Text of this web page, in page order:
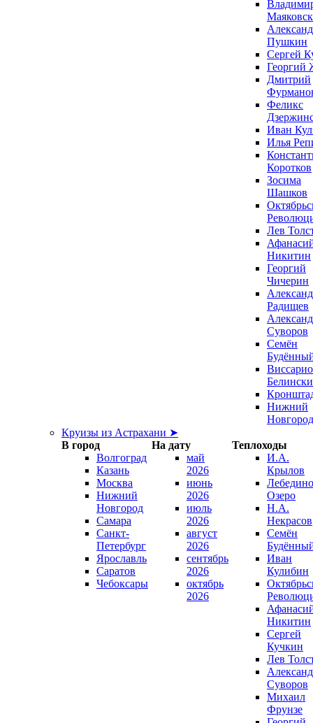
Пушкин
Сергей
Георгий
Дмитрий
Феликс
Иван
Илья
Коротков
Зосима
Шашков
Лев
Никитин
Георгий
Чичерин
Радищев
Суворов
Семён
Нижний
Новгород
Круизы из Астрахани ➤
В город
На дату
Теплоходы
Волгоград
Казань
Москва
Нижний
Новгород
Самара
Санкт-
Петербург
Ярославль
Саратов
Чебоксары
май
2026
июнь
2026
июль
2026
август
2026
сентябрь
2026
октябрь
2026
И.А.
Крылов
Озеро
Н.А.
Некрасов
Семён
Иван
Кулибин
Никитин
Сергей
Кучкин
Лев
Суворов
Михаил
Фрунзе